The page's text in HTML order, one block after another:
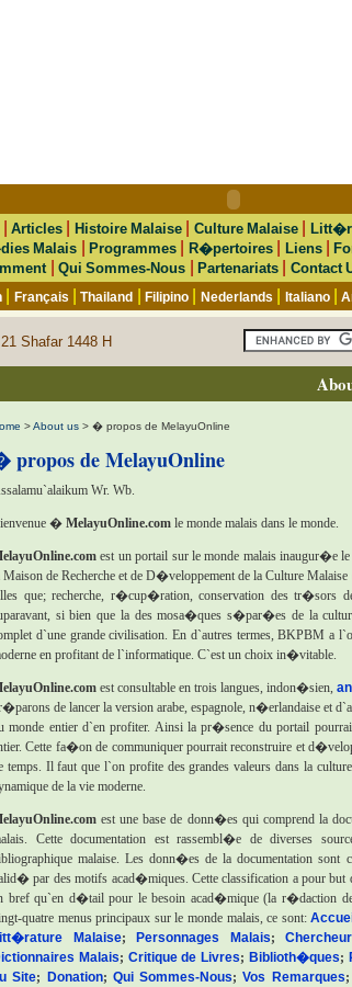
Articles| Histoire Malaise| Culture Malaise
Malais |Programmes R�pertoires| Liens|
Qui Sommes-Nous Partenariats Contact
Français |Thailand |Filipino Nederlands Italiano|
Shafar 1448 H
>About us > � propos de MelayuOnline
propos de MelayuOnline
Wr. Wb.
� MelayuOnline.com le monde malais dans le monde.
est un portail sur le monde malais inaugur�e
Maison de Recherche et de D�veloppement de la Culture
que; recherche, r�cup�ration, conservation des
si bien que la des mosa�ques s�par�es de la
d`une grande civilisation. En d`autres termes, BKPBM
en profitant de l`informatique. C`est un choix in�vitable.
est consultable en trois langues, indon�sien,
de lancer la version arabe, espagnole, n�erlandaise et
monde entier d`en profiter. Ainsi la pr�sence du portail
Cette fa�on de communiquer pourrait reconstruire et
temps. Il faut que l`on profite des grandes valeurs dans la
de la vie moderne.
est une base de donn�es qui comprend la
Cette documentation est rassembl�e de diverses
malaise. Les donn�es de la documentation
par des motifs acad�miques. Cette classification a pour
bref qu`en d�tail pour le besoin acad�mique (la r�daction
quatre menus principaux sur le monde malais, ce sont:
Malaise; Personnages Malais;
Malais; Critique de Livres; Biblioth�ques;
Site; Donation; Qui Sommes-Nous;Vos Remarques;